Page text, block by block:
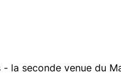
- la seconde venue du